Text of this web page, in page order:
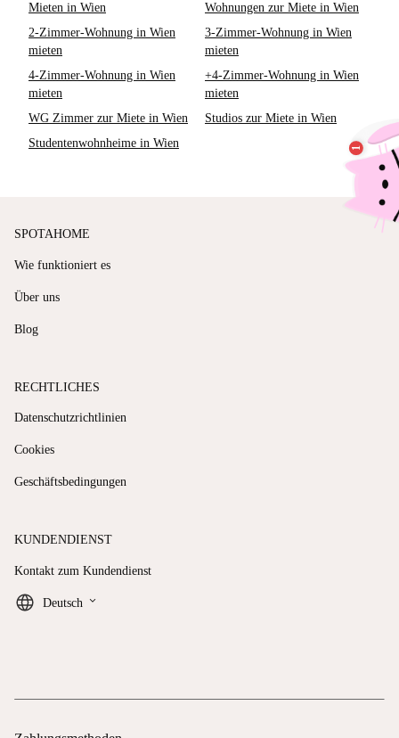
Mieten in Wien
Wohnungen zur Miete in Wien
2-Zimmer-Wohnung in Wien
mieten
3-Zimmer-Wohnung in Wien
mieten
4-Zimmer-Wohnung in Wien
mieten
+4-Zimmer-Wohnung in Wien
mieten
WG Zimmer zur Miete in Wien
Studios zur Miete in Wien
Studentenwohnheime in Wien
SPOTAHOME
Wie funktioniert es
Über uns
Blog
RECHTLICHES
Datenschutzrichtlinien
Cookies
Geschäftsbedingungen
KUNDENDIENST
Kontakt zum Kundendienst
Deutsch keyboard_arrow_down